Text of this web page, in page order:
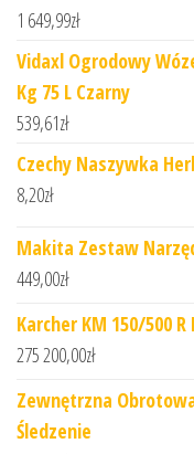
1 649,99zł
Vidaxl Ogrodowy
Kg 75 L Czarny
539,61zł
Czechy Naszywka
8,20zł
Makita Zestaw
449,00zł
Karcher KM 150/500 R
275 200,00zł
Zewnętrzna
Śledzenie